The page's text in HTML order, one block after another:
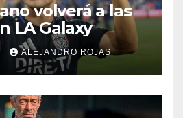
volverá a las
LA Galaxy
ALEJANDRO ROJAS